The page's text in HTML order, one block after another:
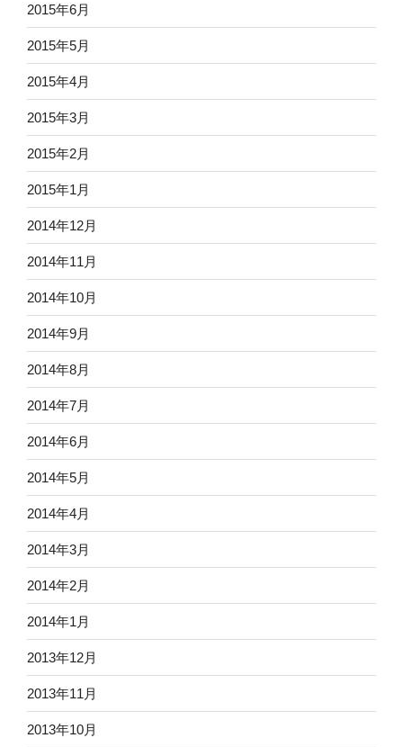
2015年6月
2015年5月
2015年4月
2015年3月
2015年2月
2015年1月
2014年12月
2014年11月
2014年10月
2014年9月
2014年8月
2014年7月
2014年6月
2014年5月
2014年4月
2014年3月
2014年2月
2014年1月
2013年12月
2013年11月
2013年10月